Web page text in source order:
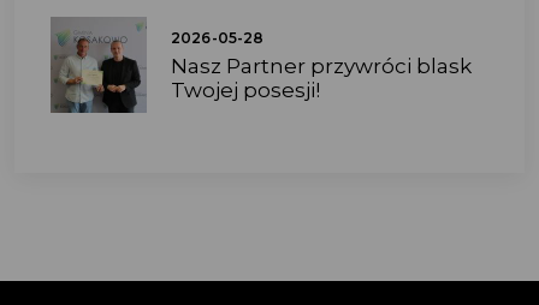
2026-05-28
Nasz Partner przywróci blask
Twojej posesji!